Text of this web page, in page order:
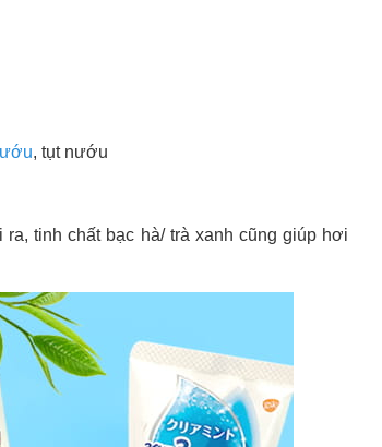
, tụt nướu
tinh chất bạc hà/ trà xanh cũng giúp hơi